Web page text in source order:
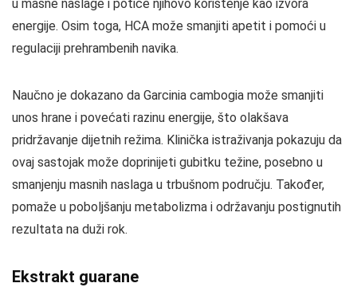
u masne naslage i potiče njihovo korištenje kao izvora
energije. Osim toga, HCA može smanjiti apetit i pomoći u
regulaciji prehrambenih navika.
Naučno je dokazano da Garcinia cambogia može smanjiti
unos hrane i povećati razinu energije, što olakšava
pridržavanje dijetnih režima. Klinička istraživanja pokazuju da
ovaj sastojak može doprinijeti gubitku težine, posebno u
smanjenju masnih naslaga u trbušnom području. Također,
pomaže u poboljšanju metabolizma i održavanju postignutih
rezultata na duži rok.
Ekstrakt guarane